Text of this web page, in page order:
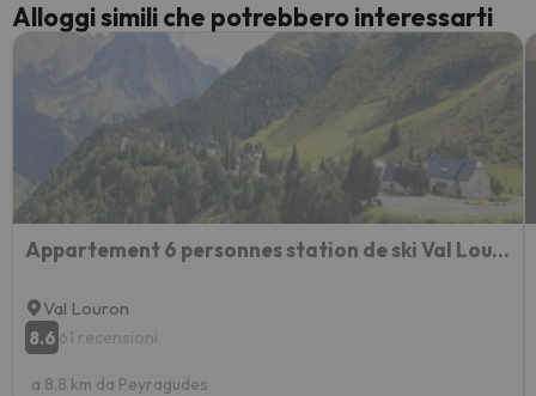
Alloggi simili che potrebbero interessarti
Appartement 6 personnes station de ski Val Louron
Val Louron
8.6 61 recensioni
a 8.8 km da Peyragudes